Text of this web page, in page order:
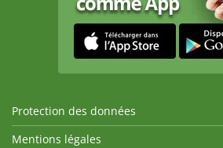
Protection des données
Mentions légales